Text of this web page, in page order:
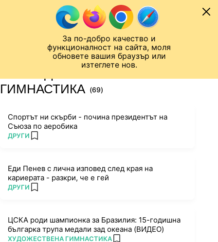
За по-добро качество и
функционалност на сайта, моля
обновете вашия браузър или
изтеглете нов.
Към съдържанието
Лига на Конференциите
ГИМНАСТИКА (69)
Спортът ни скърби - почина президентът на
Съюза по аеробика
ПОВЕЧЕ ОТ
ДРУГИ add favorites
Еди Пенев с лична изповед след края на
кариерата - разкри, че е гей
ПОВЕЧЕ ОТ
ДРУГИ add favorites
ЦСКА роди шампионка за Бразилия: 15-годишна
българка трупа медали зад океана (ВИДЕО)
ПОВЕЧЕ ОТ
ХУДОЖЕСТВЕНА ГИМНАСТИКА